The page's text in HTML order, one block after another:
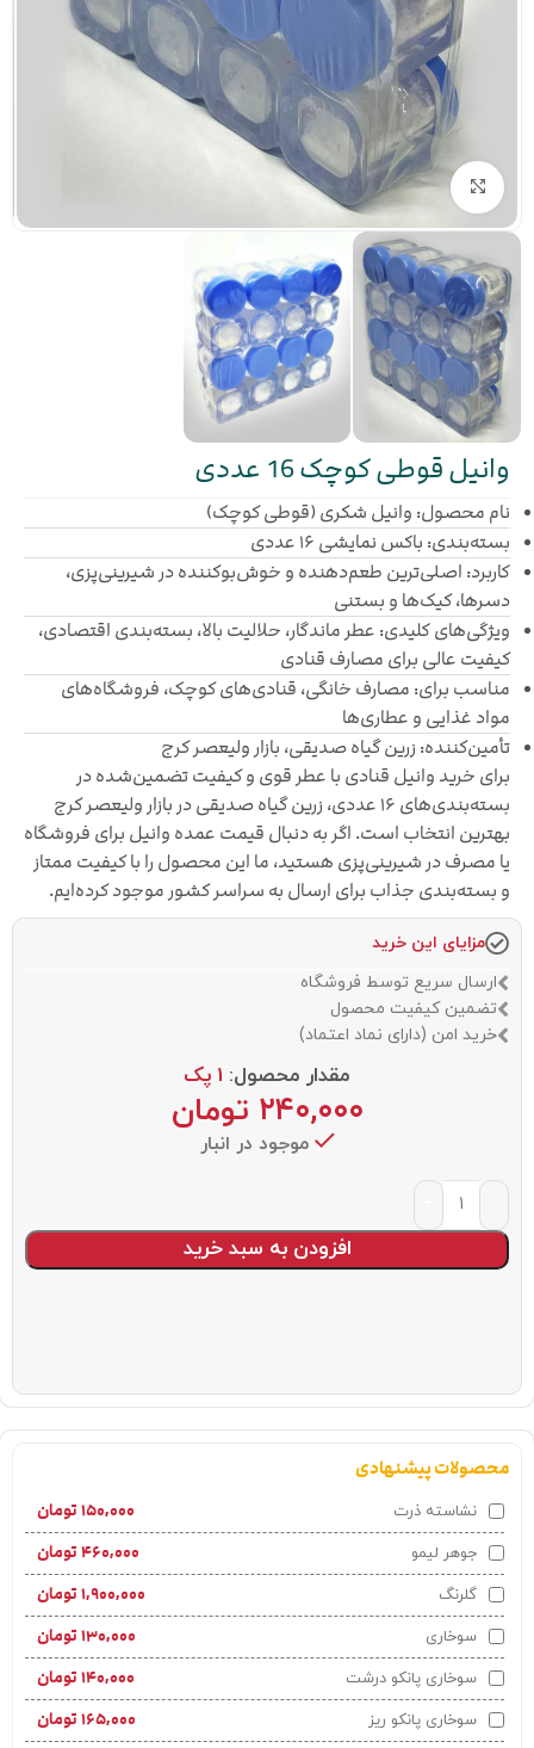
بزرگنمایی تصویر
وانیل قوطی کوچک 16 عددی
نام محصول: وانیل شکری (قوطی کوچک)
بسته‌بندی: باکس نمایشی ۱۶ عددی
کاربرد: اصلی‌ترین طعم‌دهنده و خوش‌بوکننده در شیرینی‌پزی،
دسرها، کیک‌ها و بستنی
ویژگی‌های کلیدی: عطر ماندگار، حلالیت بالا، بسته‌بندی اقتصادی،
کیفیت عالی برای مصارف قنادی
مناسب برای: مصارف خانگی، قنادی‌های کوچک، فروشگاه‌های
مواد غذایی و عطاری‌ها
تأمین‌کننده: زرین گیاه صدیقی، بازار ولیعصر کرج
برای خرید وانیل قنادی با عطر قوی و کیفیت تضمین‌شده در
بسته‌بندی‌های ۱۶ عددی، زرین گیاه صدیقی در بازار ولیعصر کرج
بهترین انتخاب است. اگر به دنبال قیمت عمده وانیل برای فروشگاه
یا مصرف در شیرینی‌پزی هستید، ما این محصول را با کیفیت ممتاز
و بسته‌بندی جذاب برای ارسال به سراسر کشور موجود کرده‌ایم.
مزایای این خرید
ارسال سریع توسط فروشگاه
تضمین کیفیت محصول
خرید امن (دارای نماد اعتماد)
مقدار محصول: 1 پک
۲۴۰,۰۰۰ تومان
موجود در انبار
افزودن به سبد خرید
محصولات پیشنهادی
نشاسته ذرت ۱۵۰,۰۰۰ تومان
جوهر لیمو ۴۶۰,۰۰۰ تومان
گلرنگ ۱,۹۰۰,۰۰۰ تومان
سوخاری ۱۳۰,۰۰۰ تومان
سوخاری پانکو درشت ۱۴۰,۰۰۰ تومان
سوخاری پانکو ریز ۱۶۵,۰۰۰ تومان